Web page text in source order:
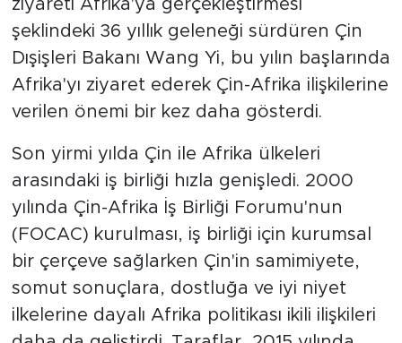
ziyareti Afrika'ya gerçekleştirmesi
şeklindeki 36 yıllık geleneği sürdüren Çin
Dışişleri Bakanı Wang Yi, bu yılın başlarında
Afrika'yı ziyaret ederek Çin-Afrika ilişkilerine
verilen önemi bir kez daha gösterdi.
Son yirmi yılda Çin ile Afrika ülkeleri
arasındaki iş birliği hızla genişledi. 2000
yılında Çin-Afrika İş Birliği Forumu'nun
(FOCAC) kurulması, iş birliği için kurumsal
bir çerçeve sağlarken Çin'in samimiyete,
somut sonuçlara, dostluğa ve iyi niyet
ilkelerine dayalı Afrika politikası ikili ilişkileri